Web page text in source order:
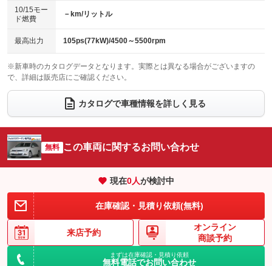
ベンチシート
：装備なし
チップアップシート
：装備なし ：装備なし
：装備なし ：装備なし
ウォークスルー
：装備なし
電動リアゲート フロントカメラ
：装備なし
：装備なし ：装備なし
サイドカメラ
：装備なし ルーフレール
：装備あり
：装備なし
：装備あり
10/15モー
ド燃費
－km/リットル
最高出力 105ps(77kW)/4500～5500rpm
※新車時のカタログデータとなります。実際とは異なる場合がございますの
で、詳細は販売店にご確認ください。
カタログで車種情報を詳しく見る
無料 この車両に関するお問い合わせ
現在0人が検討中
在庫確認・見積り依頼(無料)
来店予約
オンライン
商談予約
まずは在庫確認・見積り依頼
無料電話でお問い合わせ